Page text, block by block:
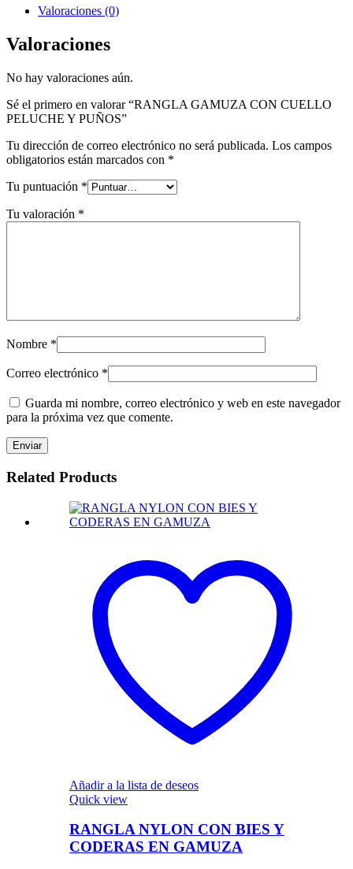
Valoraciones (0)
Valoraciones
No hay valoraciones aún.
Sé el primero en valorar “RANGLA GAMUZA CON CUELLO
PELUCHE Y PUÑOS”
Tu dirección de correo electrónico no será publicada. Los campos
obligatorios están marcados con *
Tu puntuación *
Tu valoración *
Nombre *
Correo electrónico *
Guarda mi nombre, correo electrónico y web en este navegador
para la próxima vez que comente.
Related Products
Añadir a la lista de deseos
Quick view
RANGLA NYLON CON BIES Y
CODERAS EN GAMUZA